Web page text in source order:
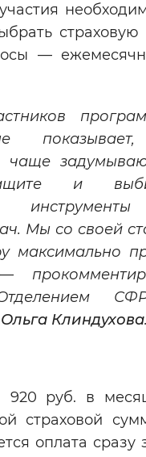
настройки
страховую
—
чаще
и
Мы со своей
максимально
Ольга Клиндухова
920 руб. в
страховой
оплата сразу